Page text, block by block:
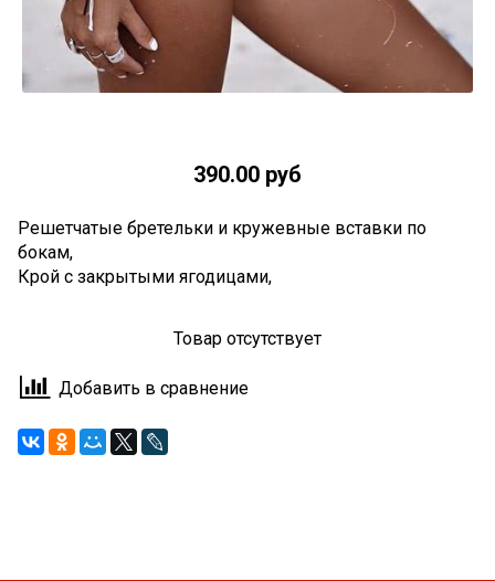
390.00 руб
Решетчатые бретельки и кружевные вставки по
бокам,
Крой с закрытыми ягодицами,
Товар отсутствует
Добавить в сравнение